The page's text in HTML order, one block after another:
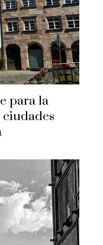
para la